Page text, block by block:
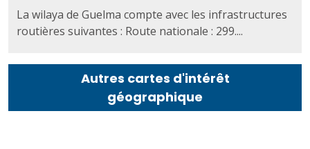
La wilaya de Guelma compte avec les infrastructures
routières suivantes : Route nationale : 299....
Autres cartes d'intérêt
géographique